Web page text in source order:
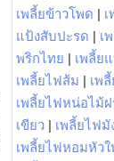
เพลี้ยข้าวโพด |
แป้งสับปะรด | เ
พริกไทย | เพลี้ย
เพลี้ยไฟส้ม | เพ
เพลี้ยไฟหน่อไม้ฝ
เขียว | เพลี้ยไฟมั
เพลี้ยไฟหอมหัว